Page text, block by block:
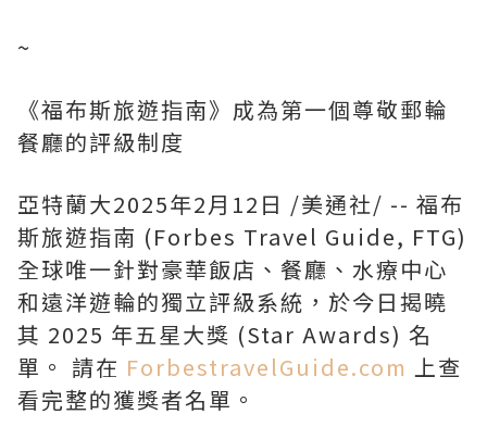
~
《福布斯旅遊指南》成為第一個尊敬郵輪
餐廳的評級制度
亞特蘭大2025年2月12日 /美通社/ -- 福布
斯旅遊指南 (Forbes Travel Guide, FTG)
全球唯一針對豪華飯店、餐廳、水療中心
和遠洋遊輪的獨立評級系統，於今日揭曉
其 2025 年五星大獎 (Star Awards) 名
單。 請在 ForbestravelGuide.com 上查
看完整的獲獎者名單。